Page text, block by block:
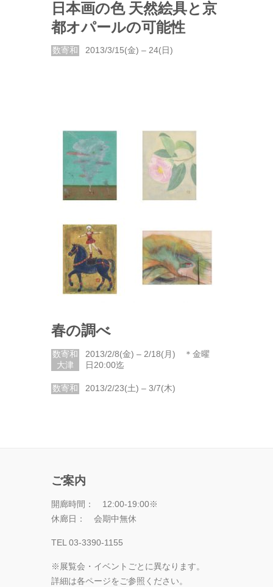
日本画の色 天然絵具と京
都オパールの可能性
数寄和 2013/3/15(金) – 24(日)
春の調べ
数寄和
大津
2013/2/8(金) – 2/18(月) ＊金曜
日20:00迄
数寄和 2013/2/23(土) – 3/7(木)
ご案内
開廊時間： 12:00-19:00※
休廊日： 会期中無休
TEL 03-3390-1155
※展覧会・イベントごとに異なります。
詳細は各ページをご参照ください。